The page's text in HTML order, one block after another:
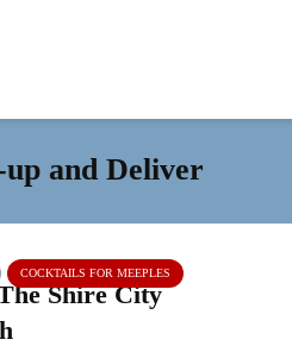
and Deliver
COCKTAILS FOR MEEPLES
Shire City